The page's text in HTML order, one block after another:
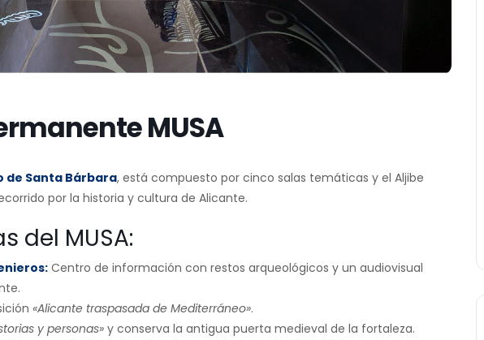
MUSA
de Santa Bárbara, está compuesto por cinco salas temáticas y el Aljibe
por la historia y cultura de Alicante.
del MUSA:
Centro de información con restos arqueológicos y un audiovisual
«Alicante traspasada de Mediterráneo».
y personas» y conserva la antigua puerta medieval de la fortaleza.